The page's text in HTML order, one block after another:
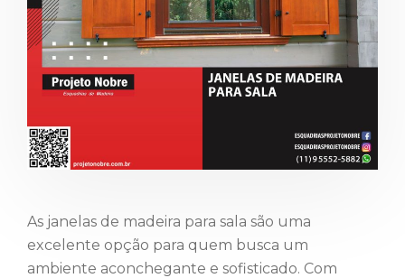
As janelas de madeira para sala são uma
excelente opção para quem busca um
ambiente aconchegante e sofisticado. Com